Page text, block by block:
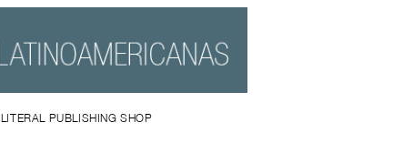
LITERAL PUBLISHING SHOP